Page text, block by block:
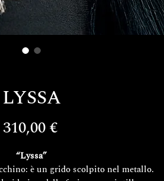
LYSSA
310,00 €Prezzo
“Lyssa”
è un grido scolpito nel metallo.